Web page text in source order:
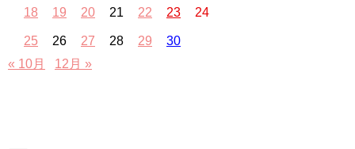
18 19 20 21 22 23 24
25 26 27 28 29
30
« 10月
12月 »